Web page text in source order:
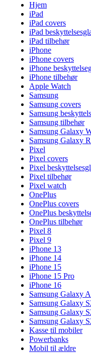
Hjem
iPad
iPad covers
iPad
iPad tilbehør
iPhone
iPhone covers
iPhone
iPhone tilbehør
Apple Watch
Samsung
Samsung covers
Samsung
Samsung tilbehør
Samsung Galaxy
Samsung Galaxy
Pixel
Pixel covers
Pixel
Pixel tilbehør
Pixel watch
OnePlus
OnePlus covers
OnePlus
OnePlus tilbehør
Pixel 8
Pixel 9
iPhone 13
iPhone 14
iPhone 15
iPhone 15 Pro
iPhone 16
Samsung Galaxy
Samsung Galaxy
Samsung Galaxy
Samsung Galaxy
Kasse til mobiler
Powerbanks
Mobil til ældre